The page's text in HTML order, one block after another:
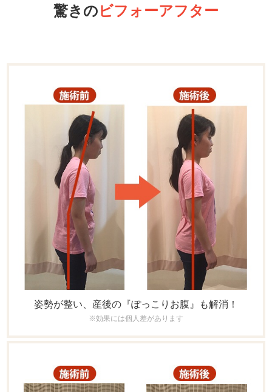
驚きのビフォーアフター
姿勢が整い、産後の『ぽっこりお腹』も解消！
※効果には個人差があります